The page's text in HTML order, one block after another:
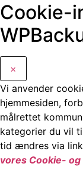
Cookie-
×
Vi anvender
hjemmesiden,
målrettet
kategorier du vil
tid ændres via
vores Cookie-